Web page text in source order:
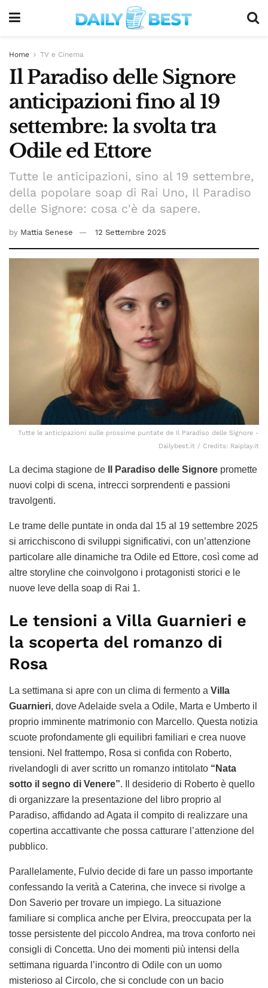
Home TV e Cinema
Il Paradiso delle Signore
anticipazioni fino al 19
settembre: la svolta tra
Odile ed Ettore
Tutte le anticipazioni, sino al 19 settembre,
della popolare soap di Rai Uno, Il Paradiso
delle Signore: cosa c'è da sapere.
by Mattia Senese 12 Settembre 2025
Tutte le anticipazioni sulle prossime puntate de Il Paradiso delle Signore -
Dailybest.it / Credits: Raiplay.it
La decima stagione de Il Paradiso delle Signore promette
nuovi colpi di scena, intrecci sorprendenti e passioni
travolgenti.
Le trame delle puntate in onda dal 15 al 19 settembre 2025
si arricchiscono di sviluppi significativi, con un’attenzione
particolare alle dinamiche tra Odile ed Ettore, così come ad
altre storyline che coinvolgono i protagonisti storici e le
nuove leve della soap di Rai 1.
Le tensioni a Villa Guarnieri e
la scoperta del romanzo di
Rosa
La settimana si apre con un clima di fermento a Villa
Guarnieri, dove Adelaide svela a Odile, Marta e Umberto il
proprio imminente matrimonio con Marcello. Questa notizia
scuote profondamente gli equilibri familiari e crea nuove
tensioni. Nel frattempo, Rosa si confida con Roberto,
rivelandogli di aver scritto un romanzo intitolato “Nata
sotto il segno di Venere”. Il desiderio di Roberto è quello
di organizzare la presentazione del libro proprio al
Paradiso, affidando ad Agata il compito di realizzare una
copertina accattivante che possa catturare l’attenzione del
pubblico.
Parallelamente, Fulvio decide di fare un passo importante
confessando la verità a Caterina, che invece si rivolge a
Don Saverio per trovare un impiego. La situazione
familiare si complica anche per Elvira, preoccupata per la
tosse persistente del piccolo Andrea, ma trova conforto nei
consigli di Concetta. Uno dei momenti più intensi della
settimana riguarda l’incontro di Odile con un uomo
misterioso al Circolo, che si conclude con un bacio